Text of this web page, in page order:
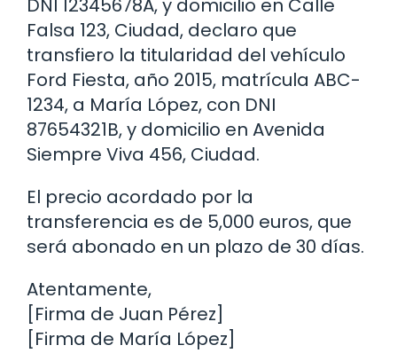
DNI 12345678A, y domicilio en Calle
Falsa 123, Ciudad, declaro que
transfiero la titularidad del vehículo
Ford Fiesta, año 2015, matrícula ABC-
1234, a María López, con DNI
87654321B, y domicilio en Avenida
Siempre Viva 456, Ciudad.
El precio acordado por la
transferencia es de 5,000 euros, que
será abonado en un plazo de 30 días.
Atentamente,
[Firma de Juan Pérez]
[Firma de María López]